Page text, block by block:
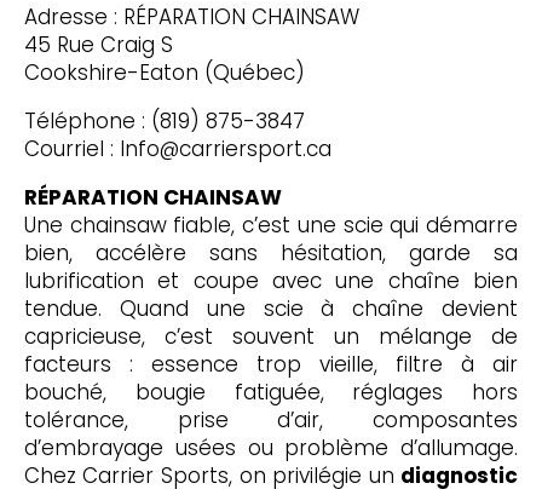
Adresse : RÉPARATION CHAINSAW
45 Rue Craig S
Cookshire-Eaton (Québec)
Téléphone : (819) 875-3847
Courriel : Info@carriersport.ca
RÉPARATION CHAINSAW
Une chainsaw fiable, c’est une scie qui démarre
bien, accélère sans hésitation, garde sa
lubrification et coupe avec une chaîne bien
tendue. Quand une scie à chaîne devient
capricieuse, c’est souvent un mélange de
facteurs : essence trop vieille, filtre à air
bouché, bougie fatiguée, réglages hors
tolérance, prise d’air, composantes
d’embrayage usées ou problème d’allumage.
Chez Carrier Sports, on privilégie un diagnostic